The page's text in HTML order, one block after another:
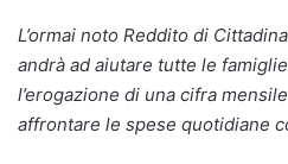
L’ormai noto Reddito di
andrà ad aiutare tutte le
l’erogazione di una cifra
affrontare le spese quotidiane